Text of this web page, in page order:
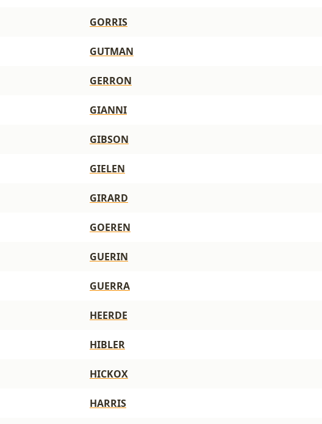
GORRIS
GUTMAN
GERRON
GIANNI
GIBSON
GIELEN
GIRARD
GOEREN
GUERIN
GUERRA
HEERDE
HIBLER
HICKOX
HARRIS